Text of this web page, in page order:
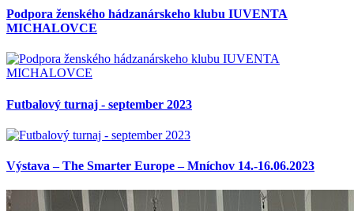
Podpora ženského hádzanárskeho klubu IUVENTA
MICHALOVCE
Futbalový turnaj - september 2023
Výstava – The Smarter Europe – Mníchov 14.-16.06.2023